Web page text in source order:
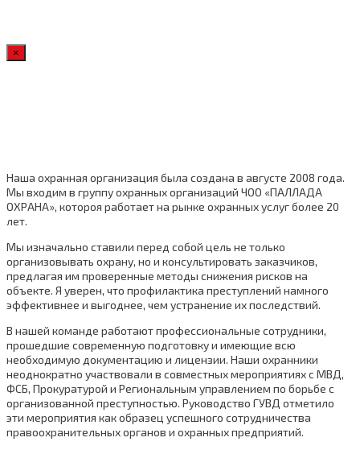
×
Наша охранная организация была создана в августе 2008 года.
Мы входим в группу охранных организаций ЧОО «ПАЛЛАДА
ОХРАНА», котороя работает на рынке охранных услуг более 20
лет.
Мы изначально ставили перед собой цель не только
организовывать охрану, но и консультировать заказчиков,
предлагая им проверенные методы снижения рисков на
объекте. Я уверен, что профилактика преступлений намного
эффективнее и выгоднее, чем устранение их последствий.
В нашей команде работают профессиональные сотрудники,
прошедшие современную подготовку и имеющие всю
необходимую документацию и лицензии. Наши охранники
неоднократно участвовали в совместных мероприятиях с МВД,
ФСБ, Прокуратурой и Региональным управлением по борьбе с
организованной преступностью. Руководство ГУВД отметило
эти мероприятия как образец успешного сотрудничества
правоохранительных органов и охранных предприятий.